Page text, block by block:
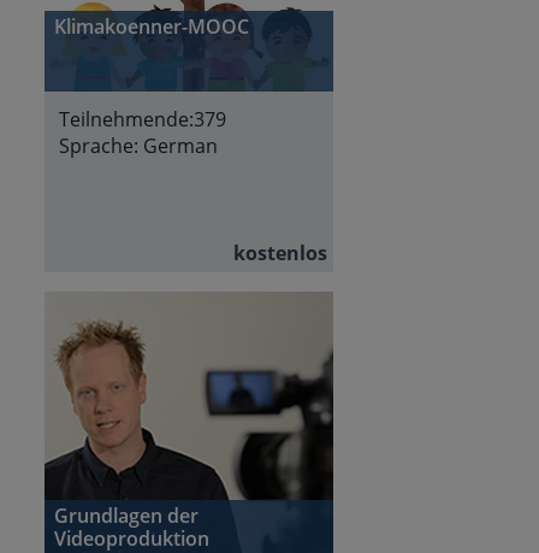
Klimakoenner-MOOC
Teilnehmende:379
Sprache: German
kostenlos
Grundlagen der
Videoproduktion